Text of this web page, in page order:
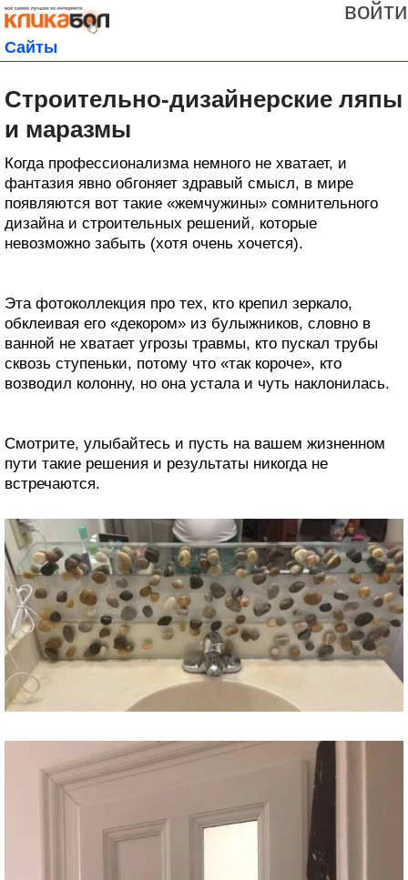
войти
Сайты
Строительно-дизайнерские ляпы
и маразмы
Когда профессионализма немного не хватает, и
фантазия явно обгоняет здравый смысл, в мире
появляются вот такие «жемчужины» сомнительного
дизайна и строительных решений, которые
невозможно забыть (хотя очень хочется).
Эта фотоколлекция про тех, кто крепил зеркало,
обклеивая его «декором» из булыжников, словно в
ванной не хватает угрозы травмы, кто пускал трубы
сквозь ступеньки, потому что «так короче», кто
возводил колонну, но она устала и чуть наклонилась.
Смотрите, улыбайтесь и пусть на вашем жизненном
пути такие решения и результаты никогда не
встречаются.